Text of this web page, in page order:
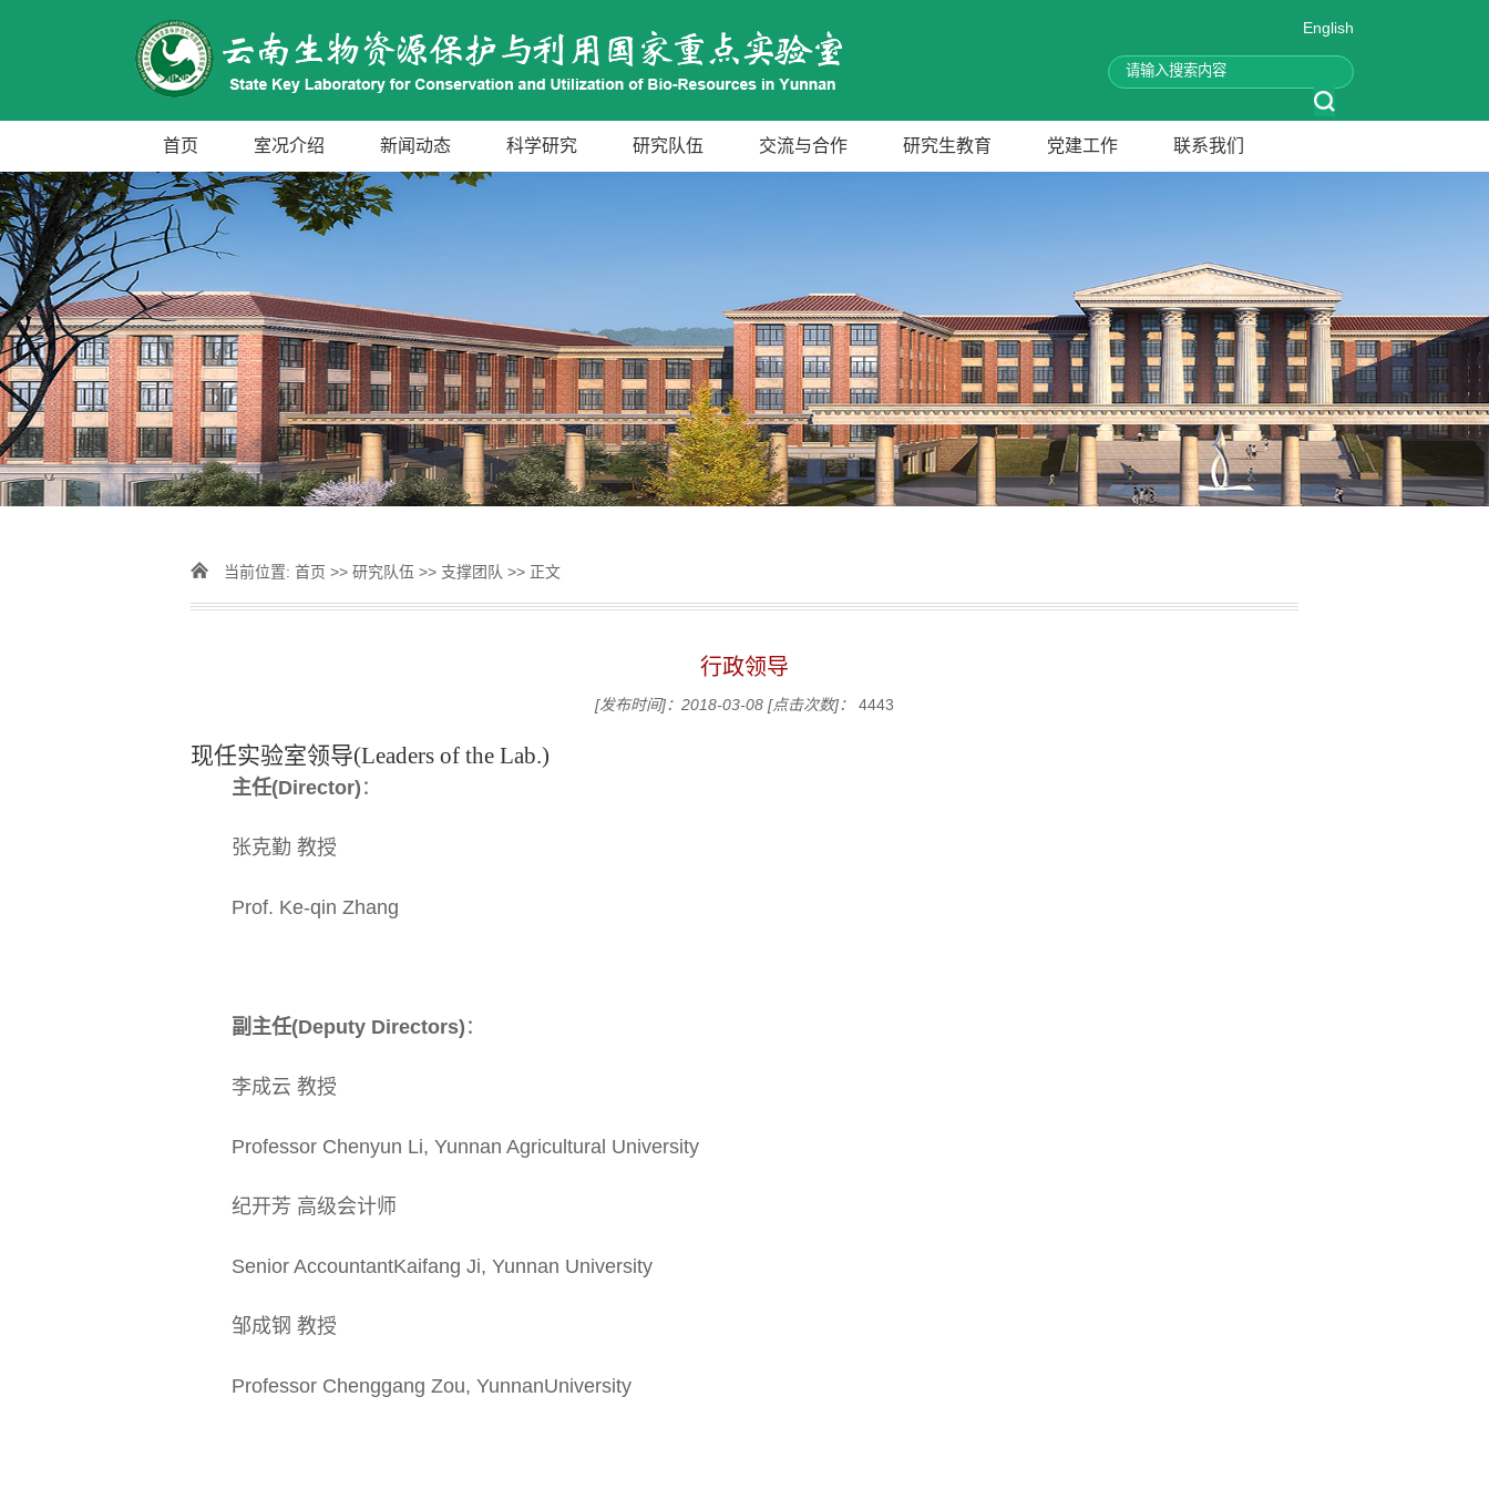
English
首页 室况介绍 新闻动态 科学研究 研究队伍 交流与合作 研究生教育 党建工作 联系我们
当前位置: 首页 >> 研究队伍 >> 支撑团队 >> 正文
行政领导
[发布时间]：2018-03-08 [点击次数]： 4443
现任实验室领导(Leaders of the Lab.)
主任(Director) ：
张克勤 教授
Prof. Ke-qin Zhang
副主任(Deputy Directors) ：
李成云 教授
Professor Chenyun Li, Yunnan Agricultural University
纪开芳 高级会计师
Senior AccountantKaifang Ji, Yunnan University
邹成钢 教授
Professor Chenggang Zou, YunnanUniversity